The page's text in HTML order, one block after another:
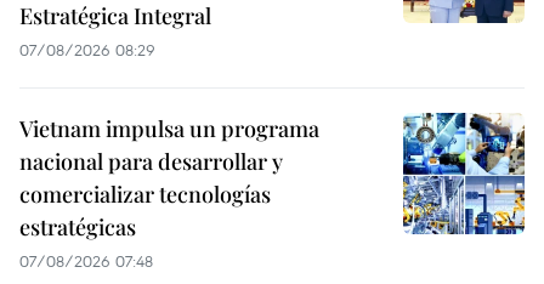
Estratégica Integral
07/08/2026 08:29
Vietnam impulsa un programa
nacional para desarrollar y
comercializar tecnologías
estratégicas
07/08/2026 07:48